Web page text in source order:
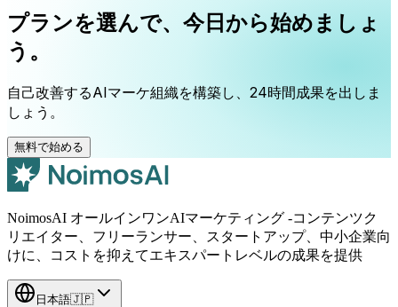
プランを選んで、今日から始めましょ
う。
自己改善するAIマーケ組織を構築し、24時間成果を出しま
しょう。
無料で始める
NoimosAI オールインワンAIマーケティング -コンテンツク
リエイター、フリーランサー、スタートアップ、中小企業向
けに、コストを抑えてエキスパートレベルの成果を提供
日本語🇯🇵